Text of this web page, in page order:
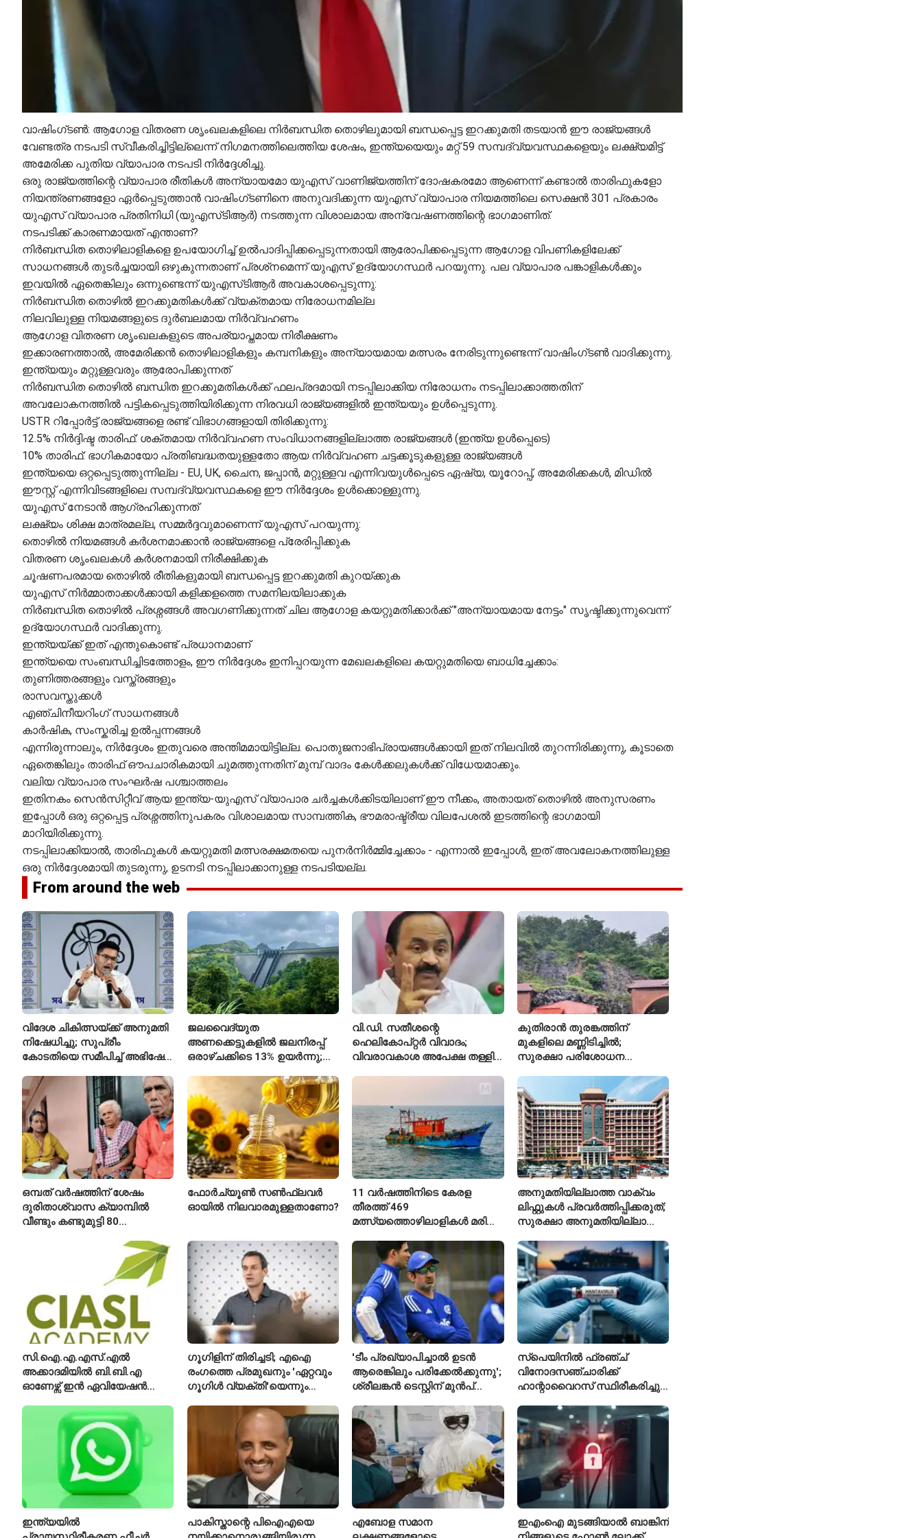
വാഷിംഗ്ടൺ: ആഗോള വിതരണ ശൃംഖലകളിലെ നിർബന്ധിത തൊഴിലുമായി ബന്ധപ്പെട്ട ഇറക്കുമതി തടയാൻ ഈ രാജ്യങ്ങൾ
വേണ്ടത്ര നടപടി സ്വീകരിച്ചിട്ടില്ലെന്ന് നിഗമനത്തിലെത്തിയ ശേഷം, ഇന്ത്യയെയും മറ്റ് 59 സമ്പദ്‌വ്യവസ്ഥകളെയും ലക്ഷ്യമിട്ട്
അമേരിക്ക പുതിയ വ്യാപാര നടപടി നിർദ്ദേശിച്ചു.
ഒരു രാജ്യത്തിന്റെ വ്യാപാര രീതികൾ അന്യായമോ യുഎസ് വാണിജ്യത്തിന് ദോഷകരമോ ആണെന്ന് കണ്ടാൽ താരിഫുകളോ
നിയന്ത്രണങ്ങളോ ഏർപ്പെടുത്താൻ വാഷിംഗ്ടണിനെ അനുവദിക്കുന്ന യുഎസ് വ്യാപാര നിയമത്തിലെ സെക്ഷൻ 301 പ്രകാരം
യുഎസ് വ്യാപാര പ്രതിനിധി (യുഎസ്‌ടിആർ) നടത്തുന്ന വിശാലമായ അന്വേഷണത്തിന്റെ ഭാഗമാണിത്.
നടപടിക്ക് കാരണമായത് എന്താണ്?
നിർബന്ധിത തൊഴിലാളികളെ ഉപയോഗിച്ച് ഉൽ‌പാദിപ്പിക്കപ്പെടുന്നതായി ആരോപിക്കപ്പെടുന്ന ആഗോള വിപണികളിലേക്ക്
സാധനങ്ങൾ തുടർച്ചയായി ഒഴുകുന്നതാണ് പ്രശ്‌നമെന്ന് യുഎസ് ഉദ്യോഗസ്ഥർ പറയുന്നു. പല വ്യാപാര പങ്കാളികൾക്കും
ഇവയിൽ ഏതെങ്കിലും ഒന്നുണ്ടെന്ന് യുഎസ്‌ടിആർ അവകാശപ്പെടുന്നു:
നിർബന്ധിത തൊഴിൽ ഇറക്കുമതികൾക്ക് വ്യക്തമായ നിരോധനമില്ല
നിലവിലുള്ള നിയമങ്ങളുടെ ദുർബലമായ നിർവ്വഹണം
ആഗോള വിതരണ ശൃംഖലകളുടെ അപര്യാപ്തമായ നിരീക്ഷണം
ഇക്കാരണത്താൽ, അമേരിക്കൻ തൊഴിലാളികളും കമ്പനികളും അന്യായമായ മത്സരം നേരിടുന്നുണ്ടെന്ന് വാഷിംഗ്ടൺ വാദിക്കുന്നു.
ഇന്ത്യയും മറ്റുള്ളവരും ആരോപിക്കുന്നത്
നിർബന്ധിത തൊഴിൽ ബന്ധിത ഇറക്കുമതികൾക്ക് ഫലപ്രദമായി നടപ്പിലാക്കിയ നിരോധനം നടപ്പിലാക്കാത്തതിന്
അവലോകനത്തിൽ പട്ടികപ്പെടുത്തിയിരിക്കുന്ന നിരവധി രാജ്യങ്ങളിൽ ഇന്ത്യയും ഉൾപ്പെടുന്നു.
USTR റിപ്പോർട്ട് രാജ്യങ്ങളെ രണ്ട് വിഭാഗങ്ങളായി തിരിക്കുന്നു:
12.5% ​​നിർദ്ദിഷ്ട താരിഫ്: ശക്തമായ നിർവ്വഹണ സംവിധാനങ്ങളില്ലാത്ത രാജ്യങ്ങൾ (ഇന്ത്യ ഉൾപ്പെടെ)
10% താരിഫ്: ഭാഗികമായോ പ്രതിബദ്ധതയുള്ളതോ ആയ നിർവ്വഹണ ചട്ടക്കൂടുകളുള്ള രാജ്യങ്ങൾ
ഇന്ത്യയെ ഒറ്റപ്പെടുത്തുന്നില്ല - EU, UK, ചൈന, ജപ്പാൻ, മറ്റുള്ളവ എന്നിവയുൾപ്പെടെ ഏഷ്യ, യൂറോപ്പ്, അമേരിക്കകൾ, മിഡിൽ
ഈസ്റ്റ് എന്നിവിടങ്ങളിലെ സമ്പദ്‌വ്യവസ്ഥകളെ ഈ നിർദ്ദേശം ഉൾക്കൊള്ളുന്നു.
യുഎസ് നേടാൻ ആഗ്രഹിക്കുന്നത്
ലക്ഷ്യം ശിക്ഷ മാത്രമല്ല, സമ്മർദ്ദവുമാണെന്ന് യുഎസ് പറയുന്നു:
തൊഴിൽ നിയമങ്ങൾ കർശനമാക്കാൻ രാജ്യങ്ങളെ പ്രേരിപ്പിക്കുക
വിതരണ ശൃംഖലകൾ കർശനമായി നിരീക്ഷിക്കുക
ചൂഷണപരമായ തൊഴിൽ രീതികളുമായി ബന്ധപ്പെട്ട ഇറക്കുമതി കുറയ്ക്കുക
യുഎസ് നിർമ്മാതാക്കൾക്കായി കളിക്കളത്തെ സമനിലയിലാക്കുക
നിർബന്ധിത തൊഴിൽ പ്രശ്നങ്ങൾ അവഗണിക്കുന്നത് ചില ആഗോള കയറ്റുമതിക്കാർക്ക് "അന്യായമായ നേട്ടം" സൃഷ്ടിക്കുന്നുവെന്ന്
ഉദ്യോഗസ്ഥർ വാദിക്കുന്നു.
ഇന്ത്യയ്ക്ക് ഇത് എന്തുകൊണ്ട് പ്രധാനമാണ്
ഇന്ത്യയെ സംബന്ധിച്ചിടത്തോളം, ഈ നിർദ്ദേശം ഇനിപ്പറയുന്ന മേഖലകളിലെ കയറ്റുമതിയെ ബാധിച്ചേക്കാം:
തുണിത്തരങ്ങളും വസ്ത്രങ്ങളും
രാസവസ്തുക്കൾ
എഞ്ചിനീയറിംഗ് സാധനങ്ങൾ
കാർഷിക, സംസ്കരിച്ച ഉൽപ്പന്നങ്ങൾ
എന്നിരുന്നാലും, നിർദ്ദേശം ഇതുവരെ അന്തിമമായിട്ടില്ല. പൊതുജനാഭിപ്രായങ്ങൾക്കായി ഇത് നിലവിൽ തുറന്നിരിക്കുന്നു, കൂടാതെ
ഏതെങ്കിലും താരിഫ് ഔപചാരികമായി ചുമത്തുന്നതിന് മുമ്പ് വാദം കേൾക്കലുകൾക്ക് വിധേയമാക്കും.
വലിയ വ്യാപാര സംഘർഷ പശ്ചാത്തലം
ഇതിനകം സെൻസിറ്റീവ് ആയ ഇന്ത്യ-യുഎസ് വ്യാപാര ചർച്ചകൾക്കിടയിലാണ് ഈ നീക്കം, അതായത് തൊഴിൽ അനുസരണം
ഇപ്പോൾ ഒരു ഒറ്റപ്പെട്ട പ്രശ്നത്തിനുപകരം വിശാലമായ സാമ്പത്തിക, ഭൗമരാഷ്ട്രീയ വിലപേശൽ ഇടത്തിന്റെ ഭാഗമായി
മാറിയിരിക്കുന്നു.
നടപ്പിലാക്കിയാൽ, താരിഫുകൾ കയറ്റുമതി മത്സരക്ഷമതയെ പുനർനിർമ്മിച്ചേക്കാം - എന്നാൽ ഇപ്പോൾ, ഇത് അവലോകനത്തിലുള്ള
ഒരു നിർദ്ദേശമായി തുടരുന്നു, ഉടനടി നടപ്പിലാക്കാനുള്ള നടപടിയല്ല.
From around the web
വിദേശ ചികിത്സയ്ക്ക് അനുമതി
നിഷേധിച്ചു; സുപ്രീം
കോടതിയെ സമീപിച്ച് അഭിഷേക്
ജലവൈദ്യുത
അണക്കെട്ടുകളിൽ ജലനിരപ്പ്
ഒരാഴ്ചക്കിടെ 13% ഉയർന്നു;
ഇപ്പോഴും കുറവ്
വി.ഡി. സതീശന്റെ
ഹെലികോപ്റ്റർ വിവാദം;
വിവരാവകാശ അപേക്ഷ തള്ളി
കുതിരാൻ തുരങ്കത്തിന്
മുകളിലെ മണ്ണിടിച്ചിൽ;
സുരക്ഷാ പരിശോധന
ഒമ്പത് വർഷത്തിന് ശേഷം
ദുരിതാശ്വാസ ക്യാമ്പിൽ
വീണ്ടും കണ്ടുമുട്ടി 80
ഫോർച്യൂൺ സൺഫ്ലവർ
ഓയിൽ നിലവാരമുള്ളതാണോ?
11 വർഷത്തിനിടെ കേരള
തീരത്ത് 469
മത്സ്യത്തൊഴിലാളികൾ മരിച്ചു;
47,773 പേരെ രക്ഷപ്പെടുത്തി
അനുമതിയില്ലാത്ത വാക്വം
ലിഫ്റ്റുകൾ പ്രവർത്തിപ്പിക്കരുത്;
സുരക്ഷാ അനുമതിയില്ലാത്ത
ഹൈക്കോടതിയുടെ വിലക്ക്
സി.ഐ.എ.എസ്.എൽ
അക്കാദമിയിൽ ബി.ബി.എ
ഓണേഴ്സ് ഇൻ ഏവിയേഷൻ
ഈമാസം 12 വരെ
ഗൂഗിളിന് തിരിച്ചടി; എഐ
രംഗത്തെ പ്രമുഖനും 'ഏറ്റവും
ഗൂഗിൾ വ്യക്തി'യെന്നും
'ടീം പ്രഖ്യാപിച്ചാൽ ഉടൻ
ആരെങ്കിലും പരിക്കേൽക്കുന്നു';
ശ്രീലങ്കൻ ടെസ്റ്റിന് മുൻപ്
മുൻതാരം
സ്പെയിനിൽ ഫ്രഞ്ച്
വിനോദസഞ്ചാരിക്ക്
ഹാന്റാവൈറസ് സ്ഥിരീകരിച്ചു;
പ്രവേശിപ്പിച്ചു
ഇന്ത്യയിൽ
പാകിസ്താന്റെ പിഐഎയെ
എബോള സമാന
ഇഎംഐ മുടങ്ങിയാൽ ബാങ്കിന്